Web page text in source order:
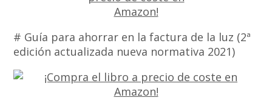
# Guía para ahorrar en la factura de la luz (2ª
edición actualizada nueva normativa 2021)